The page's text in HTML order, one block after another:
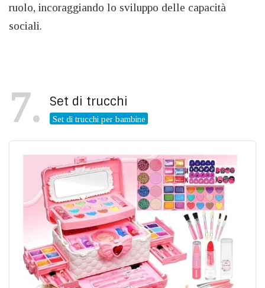
ruolo, incoraggiando lo sviluppo delle capacità
sociali.
7 Set di trucchi
Set di trucchi per bambine